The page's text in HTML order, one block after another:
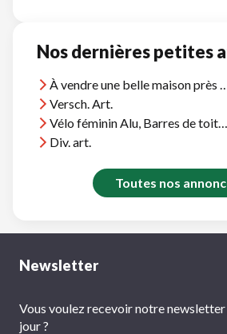
Nos dernières petites
À vendre une belle maison près d'Agadir,
Versch. Art.
Vélo féminin Alu, Barres de toit Thule, et divers
Div. art.
Toutes nos
Newsletter
Vous voulez recevoir notre
jour ?